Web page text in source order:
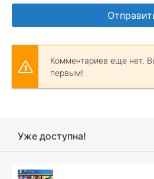
Комментариев еще нет.
первым!
Уже доступна!